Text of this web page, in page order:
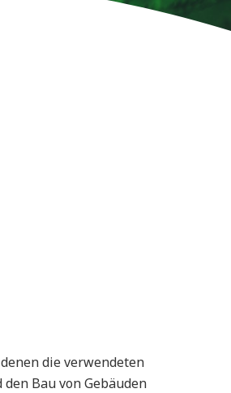
die verwendeten
Bau von Gebäuden